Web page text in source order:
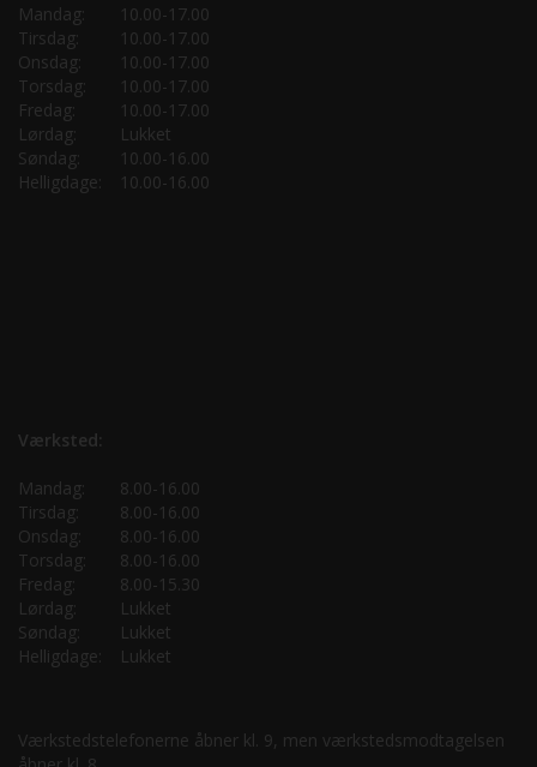
Mandag:
10.00-17.00
Tirsdag:
10.00-17.00
Onsdag:
10.00-17.00
Torsdag:
10.00-17.00
Fredag:
10.00-17.00
Lørdag:
Lukket
Søndag:
10.00-16.00
Helligdage:
10.00-16.00
Værksted:
Mandag:
8.00-16.00
Tirsdag:
8.00-16.00
Onsdag:
8.00-16.00
Torsdag:
8.00-16.00
Fredag:
8.00-15.30
Lørdag:
Lukket
Søndag:
Lukket
Helligdage:
Lukket
Værkstedstelefonerne åbner kl. 9, men værkstedsmodtagelsen